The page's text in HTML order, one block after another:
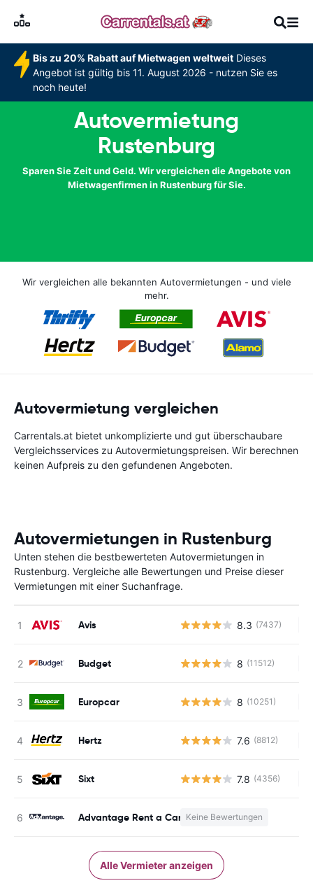
Bis zu 20% Rabatt auf Mietwagen weltweitDieses
Angebot ist gültig bis 11. August 2026 - nutzen Sie es
noch heute!
Autovermietung
Rustenburg
Sparen Sie Zeit und Geld. Wir vergleichen die Angebote von
Mietwagenfirmen in Rustenburg für Sie.
Wir vergleichen alle bekannten Autovermietungen - und viele
mehr.
Autovermietung vergleichen
Carrentals.at bietet unkomplizierte und gut überschaubare
Vergleichsservices zu Autovermietungspreisen. Wir berechnen
keinen Aufpreis zu den gefundenen Angeboten.
Autovermietungen in Rustenburg
Unten stehen die bestbewerteten Autovermietungen in
Rustenburg. Vergleiche alle Bewertungen und Preise dieser
Vermietungen mit einer Suchanfrage.
Avis 8.3 (7437)
Budget 8 (11512)
Europcar 8 (10251)
Hertz 7.6 (8812)
Sixt 7.8 (4356)
Advantage Rent a Car Keine Bewertungen
Alle Vermieter anzeigen